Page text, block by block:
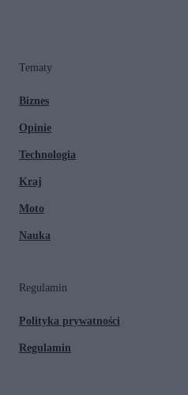
Tematy
Biznes
Opinie
Technologia
Kraj
Moto
Nauka
Regulamin
Polityka prywatności
Regulamin